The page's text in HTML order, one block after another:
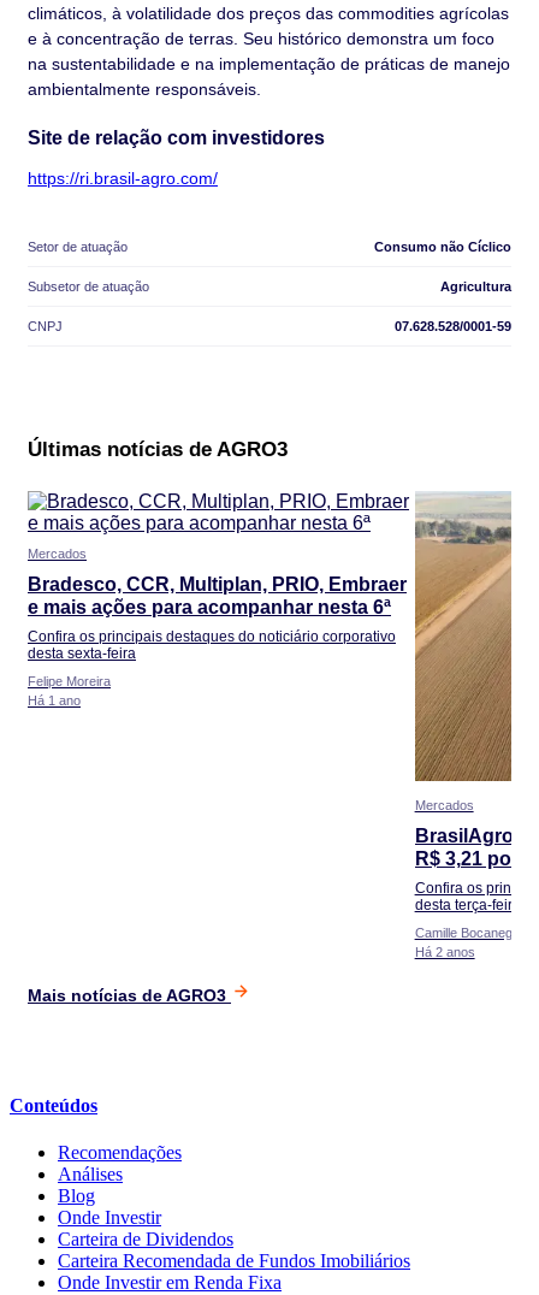
climáticos, à volatilidade dos preços das commodities agrícolas
e à concentração de terras. Seu histórico demonstra um foco
na sustentabilidade e na implementação de práticas de manejo
ambientalmente responsáveis.
Site de relação com investidores
https://ri.brasil-agro.com/
Setor de atuação Consumo não Cíclico
Subsetor de atuação Agricultura
CNPJ 07.628.528/0001-59
Últimas notícias de AGRO3
Mercados
Bradesco, CCR, Multiplan, PRIO, Embraer
e mais ações para acompanhar nesta 6ª
Confira os principais destaques do noticiário corporativo
desta sexta-feira
Felipe Moreira
Há 1 ano
Mercados
BrasilAgro
R$ 3,21 por
(INTB3) faz
notícias
Confira os
desta terça-feira
Camille Bocanegra
Há 2 anos
Mais notícias de AGRO3
Conteúdos
Recomendações
Análises
Blog
Onde Investir
Carteira de Dividendos
Carteira Recomendada de Fundos Imobiliários
Onde Investir em Renda Fixa